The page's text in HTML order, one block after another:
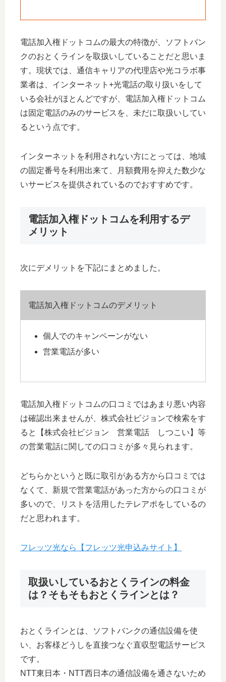
電話加入権ドットコムの最大の特徴が、ソフトバン
クのおとくラインを取扱いしていることだと思いま
す。現状では、通信キャリアの代理店や光コラボ事
業者は、インターネット+光電話の取り扱いをして
いる会社がほとんどですが、電話加入権ドットコム
は固定電話のみのサービスを、未だに取扱いしてい
るという点です。
インターネットを利用されない方にとっては、地域
の固定番号を利用出来て、月額費用を抑えた数少な
いサービスを提供されているのでおすすめです。
電話加入権ドットコムを利用するデ
メリット
次にデメリットを下記にまとめました。
電話加入権ドットコムのデメリット
個人でのキャンペーンがない
営業電話が多い
電話加入権ドットコムの口コミではあまり悪い内容
は確認出来ませんが、株式会社ビジョンで検索をす
ると【株式会社ビジョン 営業電話 しつこい】等
の営業電話に関しての口コミが多々見られます。
どちらかというと既に取引がある方から口コミでは
なくて、新規で営業電話があった方からの口コミが
多いので、リストを活用したテレアポをしているの
だと思われます。
フレッツ光なら【フレッツ光申込みサイト】
取扱いしているおとくラインの料金
は？そもそもおとくラインとは？
おとくラインとは、ソフトバンクの通信設備を使
い、お客様どうしを直接つなぐ直収型電話サービス
です。
NTT東日本・NTT西日本の通信設備を通さないため